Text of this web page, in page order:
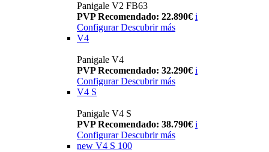
Panigale V2 FB63
PVP Recomendado: 22.890€ i
Configurar Descubrir más
V4
Panigale V4
PVP Recomendado: 32.290€ i
Configurar Descubrir más
V4 S
Panigale V4 S
PVP Recomendado: 38.790€ i
Configurar Descubrir más
new V4 S 100